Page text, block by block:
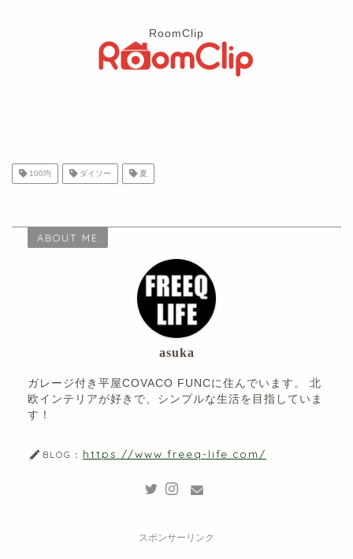
RoomClip
100均 ダイソー 夏
ABOUT ME
asuka
ガレージ付き平屋COVACO FUNCに住んでいます。 北
欧インテリアが好きで、シンプルな生活を目指していま
す！
BLOG： https://www.freeq-life.com/
スポンサーリンク